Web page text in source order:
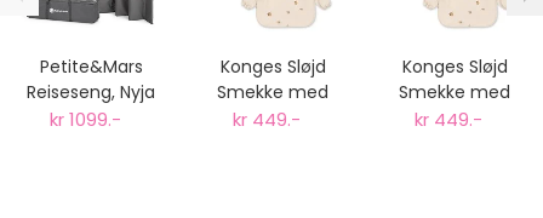
Petite&Mars
Reiseseng, Nyja
Urban Jungle
kr 1099.-
Konges Sløjd
Smekke med
Ermer, 2pk Sitron
kr 449.-
Konges Sløjd
Smekke med
Ermer, 2pk Sitron
kr 449.-